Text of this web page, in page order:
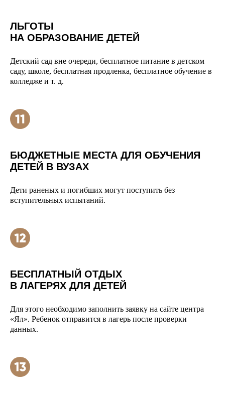
ЛЬГОТЫ
НА ОБРАЗОВАНИЕ ДЕТЕЙ
Детский сад вне очереди, бесплатное питание в детском
саду, школе, бесплатная продленка, бесплатное обучение в
колледже и т. д.
БЮДЖЕТНЫЕ МЕСТА ДЛЯ ОБУЧЕНИЯ
ДЕТЕЙ В ВУЗАХ
Дети раненых и погибших могут поступить без
вступительных испытаний.
БЕСПЛАТНЫЙ ОТДЫХ
В ЛАГЕРЯХ ДЛЯ ДЕТЕЙ
Для этого необходимо заполнить заявку на сайте центра
«Ял». Ребенок отправится в лагерь после проверки
данных.